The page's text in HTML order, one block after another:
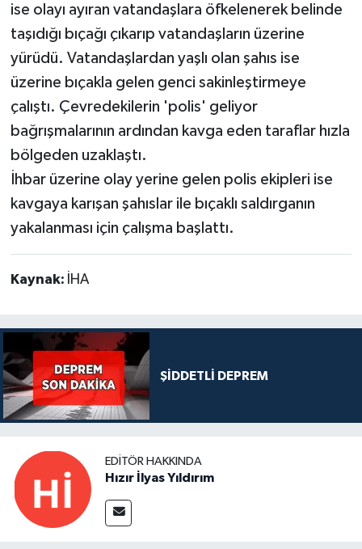
ise olayı ayıran vatandaşlara öfkelenerek belinde
taşıdığı bıçağı çıkarıp vatandaşların üzerine
yürüdü. Vatandaşlardan yaşlı olan şahıs ise
üzerine bıçakla gelen genci sakinleştirmeye
çalıştı. Çevredekilerin 'polis' geliyor
bağrışmalarının ardından kavga eden taraflar hızla
bölgeden uzaklaştı.
İhbar üzerine olay yerine gelen polis ekipleri ise
kavgaya karışan şahıslar ile bıçaklı saldırganın
yakalanması için çalışma başlattı.
Kaynak: İHA
ŞİDDETLİ DEPREM
EDITÖR HAKKINDA
Hızır İlyas Yıldırım